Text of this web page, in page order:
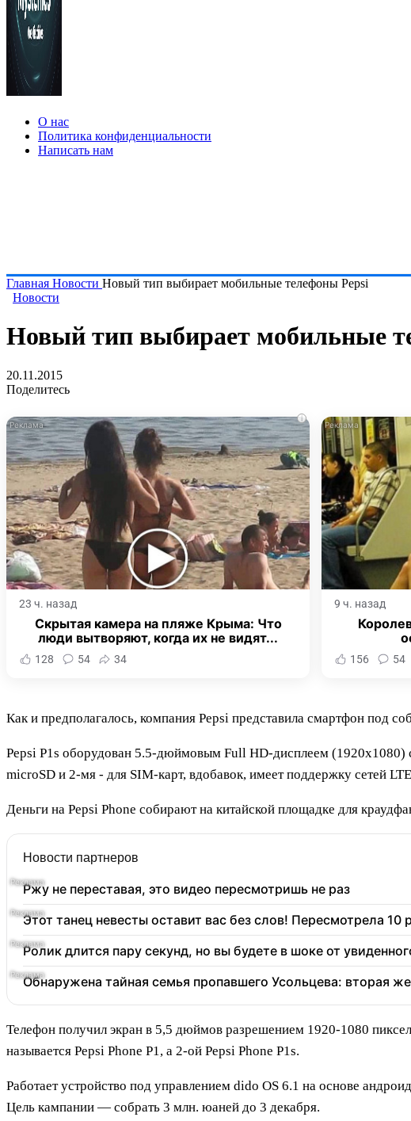
О нас
Политика конфиденциальности
Написать нам
Главная Новости Новый тип выбирает мобильные телефоны Pepsi
Новости
Новый тип выбирает мобильные
20.11.2015
Поделитесь
i
23 ч. назад
Скрытая камера на пляже Крыма: Что
люди вытворяют, когда их не видят...
128 54 34
9 ч. назад
156 54
Как и предполагалось, компания Pepsi представила смартфон под
Pepsi P1s оборудован 5.5-дюймовым Full HD-дисплеем (1920x1080)
microSD и 2-мя - для SIM-карт, вдобавок, имеет поддержку сетей
Деньги на Pepsi Phone собирают на китайской площадке для
Новости партнеров
Ржу не переставая, это видео пересмотришь не раз
Этот танец невесты оставит вас без слов! Пересмотрела 10
Ролик длится пару секунд, но вы будете в шоке от
Обнаружена тайная семья пропавшего Усольцева: вторая
Телефон получил экран в 5,5 дюймов разрешением 1920-1080
называется Pepsi Phone P1, а 2-ой Pepsi Phone P1s.
Работает устройство под управлением dido OS 6.1 на основе
Цель кампании — собрать 3 млн. юаней до 3 декабря.